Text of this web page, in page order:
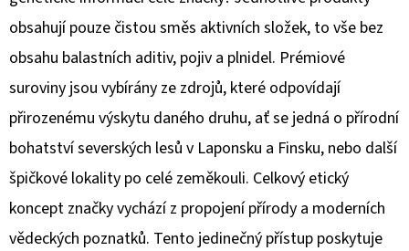
obsahují pouze čistou směs aktivních složek, to vše bez
obsahu balastních aditiv, pojiv a plnidel. Prémiové
suroviny jsou vybírány ze zdrojů, které odpovídají
přirozenému výskytu daného druhu, ať se jedná o přírodní
bohatství severských lesů v Laponsku a Finsku, nebo další
špičkové lokality po celé zeměkouli. Celkový etický
koncept značky vychází z propojení přírody a moderních
vědeckých poznatků. Tento jedinečný přístup poskytuje